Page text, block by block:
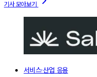
서비스·산업 응용